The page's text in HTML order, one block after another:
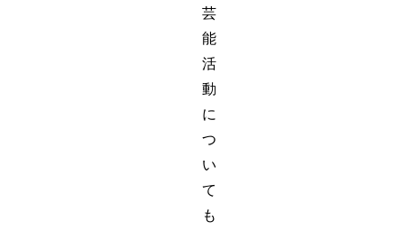
芸
能
活
動
に
つ
い
て
も